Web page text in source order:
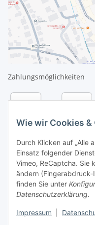
Wie wir Cookies &
Durch Klicken auf „Alle
Einsatz folgender
Vimeo, ReCaptcha. Sie
ändern (Fingerabdruck-
finden Sie unter
Datenschutzerklärung.
Impressum
Zahlungsmöglichkeiten